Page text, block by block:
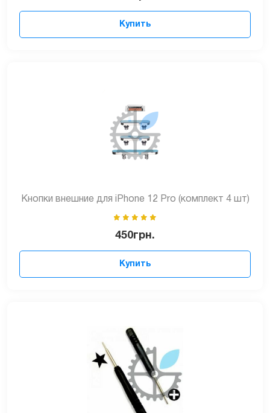
Купить
Кнопки внешние для iPhone 12 Pro (комплект 4 шт)
450грн.
Купить